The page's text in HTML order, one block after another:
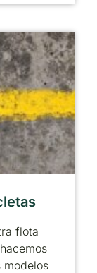
flota
modelos